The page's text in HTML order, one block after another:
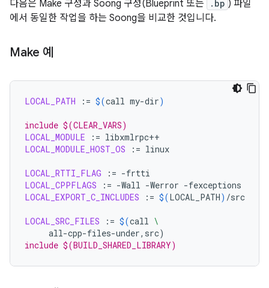
다음은 Make 구성과 Soong 구성(Blueprint 또는 .bp ) 파일
에서 동일한 작업을 하는 Soong을 비교한 것입니다.
Make 예
LOCAL_PATH := $(call my-dir)
include $(CLEAR_VARS)
LOCAL_MODULE
:=
LOCAL_MODULE_HOST_OS
:= linux
LOCAL_RTTI_FLAG :=
LOCAL_CPPFLAGS
:= -Wall -Werror
LOCAL_EXPORT_C_INCLUDES
:= $(LOCAL_PATH) /src
LOCAL_SRC_FILES := $(call \
all-cpp-files-under,src)
include $(BUILD_SHARED_LIBRARY)